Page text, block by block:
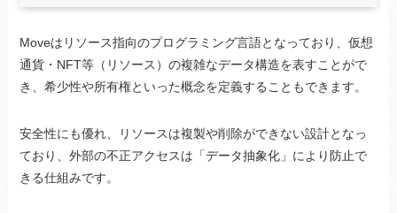
Moveはリソース指向のプログラミング言語となっており、仮想
通貨・NFT等（リソース）の複雑なデータ構造を表すことがで
き、希少性や所有権といった概念を定義することもできます。
安全性にも優れ、リソースは複製や削除ができない設計となっ
ており、外部の不正アクセスは「データ抽象化」により防止で
きる仕組みです。